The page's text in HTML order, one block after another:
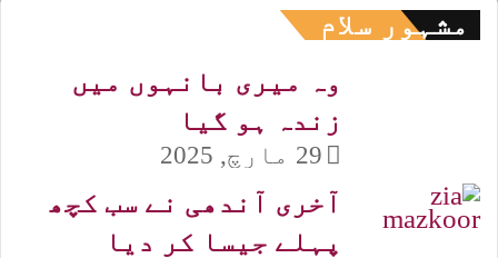
مشہور سلام
وہ میری بانہوں میں
زندہ ہو گیا
29 مارچ, 2025
آخری آندھی نے سب کچھ
پہلے جیسا کر دیا